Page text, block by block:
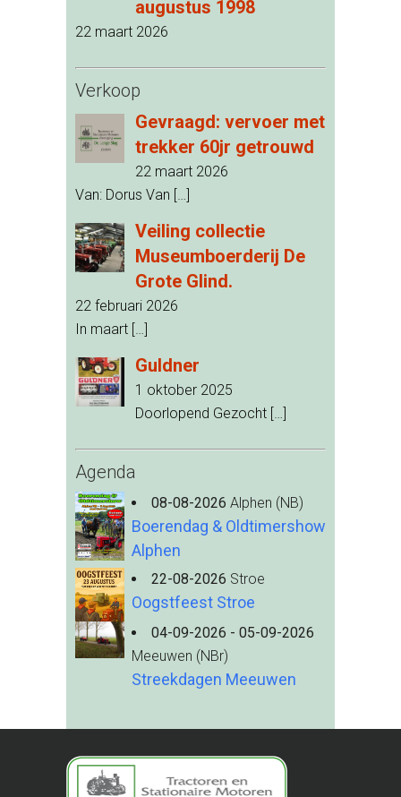
augustus 1998
22 maart 2026
Verkoop
Gevraagd: vervoer met
trekker 60jr getrouwd
22 maart 2026
Van: Dorus Van […]
Veiling collectie
Museumboerderij De
Grote Glind.
22 februari 2026
In maart […]
Guldner
1 oktober 2025
Doorlopend Gezocht […]
Agenda
08-08-2026 Alphen (NB)
Boerendag & Oldtimershow
Alphen
22-08-2026 Stroe
Oogstfeest Stroe
04-09-2026 - 05-09-2026
Meeuwen (NBr)
Streekdagen Meeuwen